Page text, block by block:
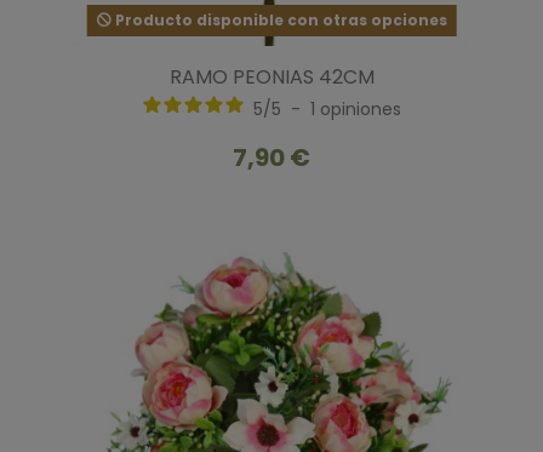
Producto disponible con otras opciones
RAMO PEONIAS 42CM
5/5 - 1 opiniones
7,90 €